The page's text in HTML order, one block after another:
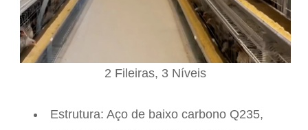
2 Fileiras, 3 Níveis
Estrutura: Aço de baixo carbono Q235,